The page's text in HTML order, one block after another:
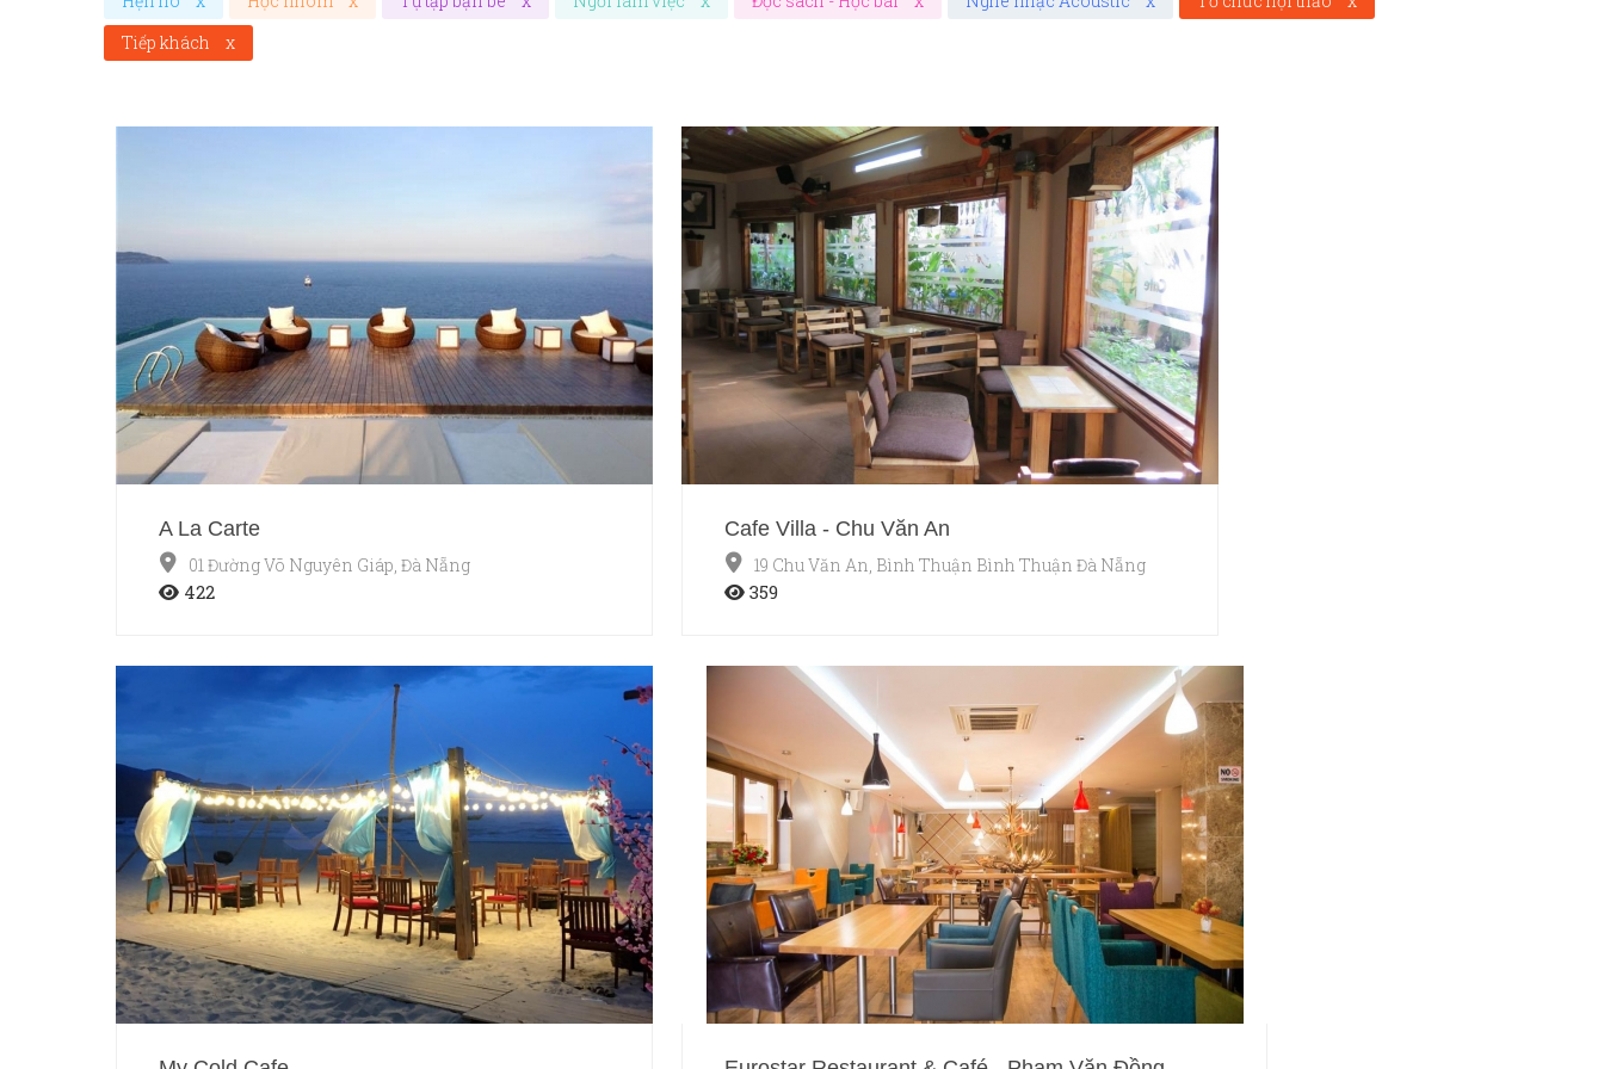
Tiếp khách
x
A La Carte
01 Đường Võ Nguyên Giáp, Đà Nẵng
422
Cafe Villa - Chu Văn An
19 Chu Văn An, Bình Thuận Bình Thuận Đà Nẵng
359